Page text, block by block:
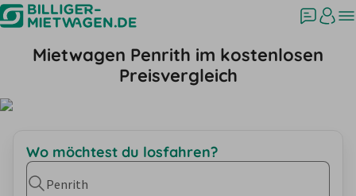
Mietwagen Penrith im kostenlosen
Preisvergleich
Wo möchtest du losfahren?
Penrith